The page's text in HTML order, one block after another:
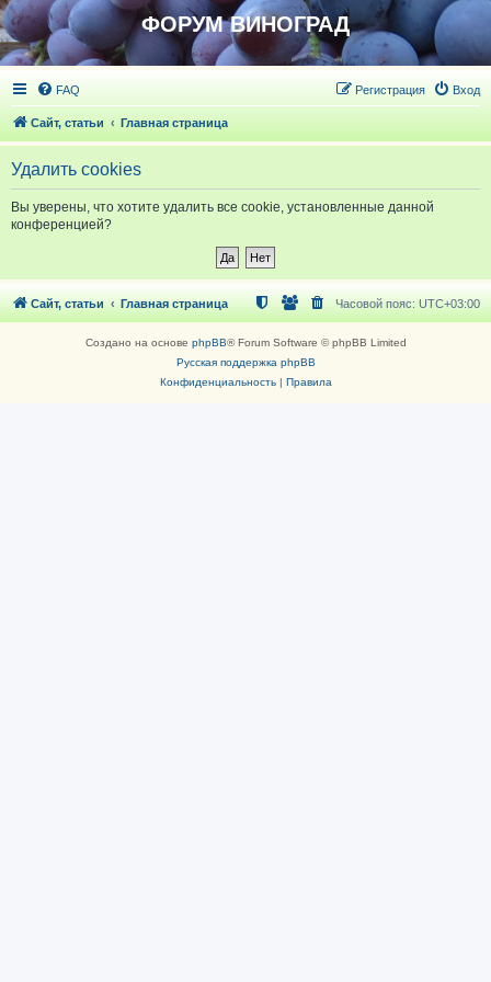
ФОРУМ ВИНОГРАД
FAQ Вход
Регистрация
Сайт, статьи Главная страница
Удалить cookies
Вы уверены, что хотите удалить все cookie, установленные данной
конференцией?
Сайт, статьи Главная страница Часовой пояс: UTC+03:00
Создано на основе phpBB® Forum Software © phpBB Limited
Русская поддержка phpBB
Конфиденциальность| Правила